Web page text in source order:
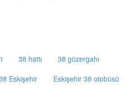
38 hattı
38 güzergahı
Eskişehir
Eskişehir 38 otobüsü